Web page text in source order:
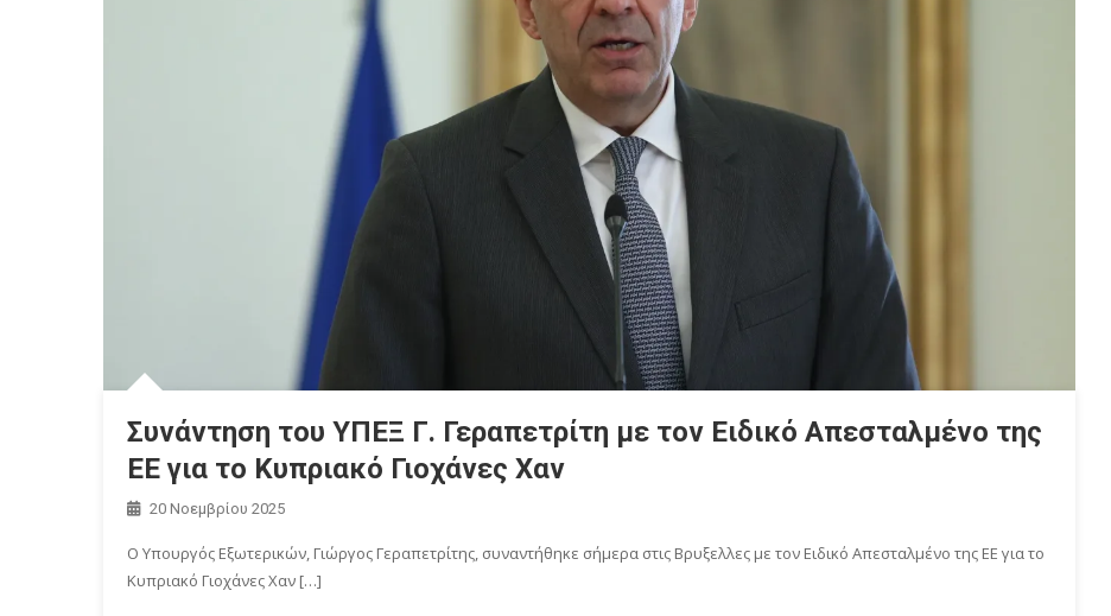
Συνάντηση του ΥΠΕΞ Γ. Γεραπετρίτη με τον Ειδικό Απεσταλμένο της
ΕΕ για το Κυπριακό Γιοχάνες Χαν
20 Νοεμβρίου 2025
Ο Υπουργός Εξωτερικών, Γιώργος Γεραπετρίτης, συναντήθηκε σήμερα στις Βρυξελλες με τον Ειδικό Απεσταλμένο της ΕΕ για το
Κυπριακό Γιοχάνες Χαν […]